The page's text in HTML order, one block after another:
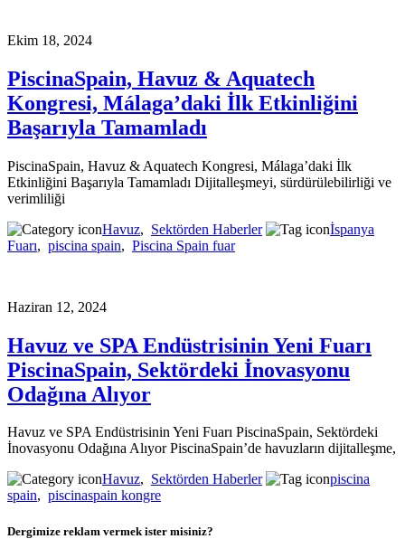
Ekim 18, 2024
PiscinaSpain, Havuz & Aquatech
Kongresi, Málaga’daki İlk Etkinliğini
Başarıyla Tamamladı
PiscinaSpain, Havuz & Aquatech Kongresi, Málaga’daki İlk
Etkinliğini Başarıyla Tamamladı Dijitalleşmeyi, sürdürülebilirliği ve
verimliliği
Havuz, Sektörden Haberler
İspanya
Fuarı, piscina spain, Piscina Spain fuar
Haziran 12, 2024
Havuz ve SPA Endüstrisinin Yeni Fuarı
PiscinaSpain, Sektördeki İnovasyonu
Odağına Alıyor
Havuz ve SPA Endüstrisinin Yeni Fuarı PiscinaSpain, Sektördeki
İnovasyonu Odağına Alıyor PiscinaSpain’de havuzların dijitalleşme,
Havuz, Sektörden Haberler
piscina
spain, piscinaspain kongre
Dergimize reklam vermek ister misiniz?